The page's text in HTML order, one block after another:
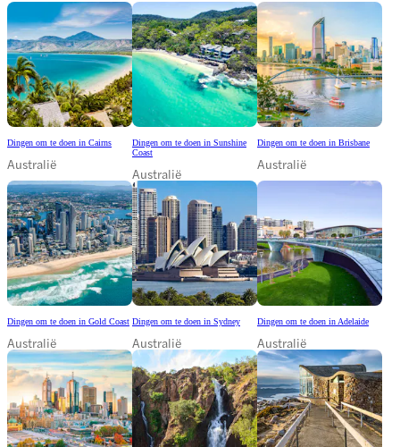
Dingen om te doen in Cairns
Australië
Dingen om te doen in Sunshine
Coast
Australië
Dingen om te doen in Brisbane
Australië
Dingen om te doen in Gold Coast
Australië
Dingen om te doen in Sydney
Australië
Dingen om te doen in Adelaide
Australië